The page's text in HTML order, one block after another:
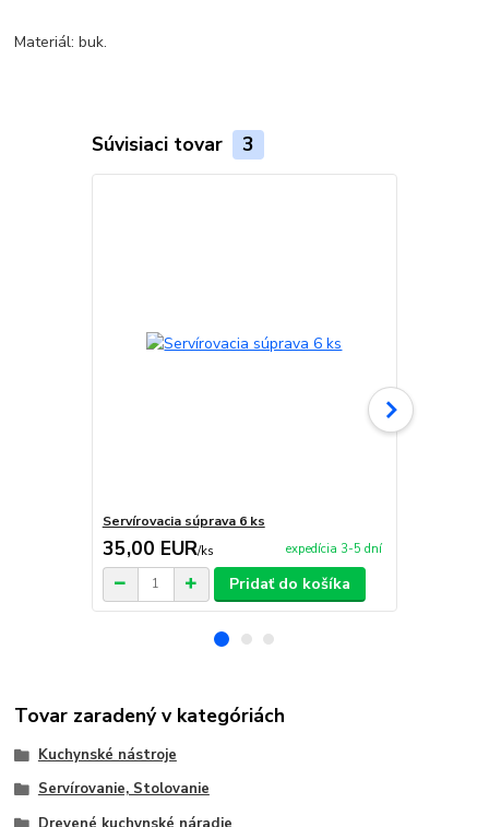
Materiál: buk.
Súvisiaci tovar 3
Servírovacia súprava 6 ks
35,00 EUR/ks expedícia 3-5 dní
Pridať do košíka
Tovar zaradený v kategóriách
Kuchynské nástroje
Servírovanie, Stolovanie